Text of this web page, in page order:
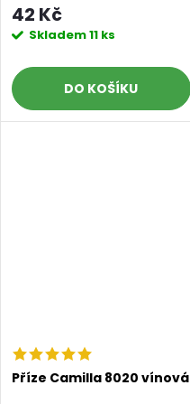
42 Kč
Skladem11 ks
DO KOŠÍKU
Příze Camilla 8020 vínová